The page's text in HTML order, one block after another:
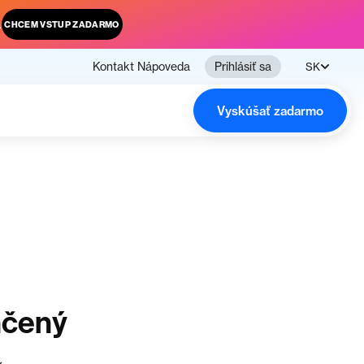
CHCEM VSTUP ZADARMO
Kontakt Nápoveda Prihlásiť sa SK
Vyskúšať zadarmo